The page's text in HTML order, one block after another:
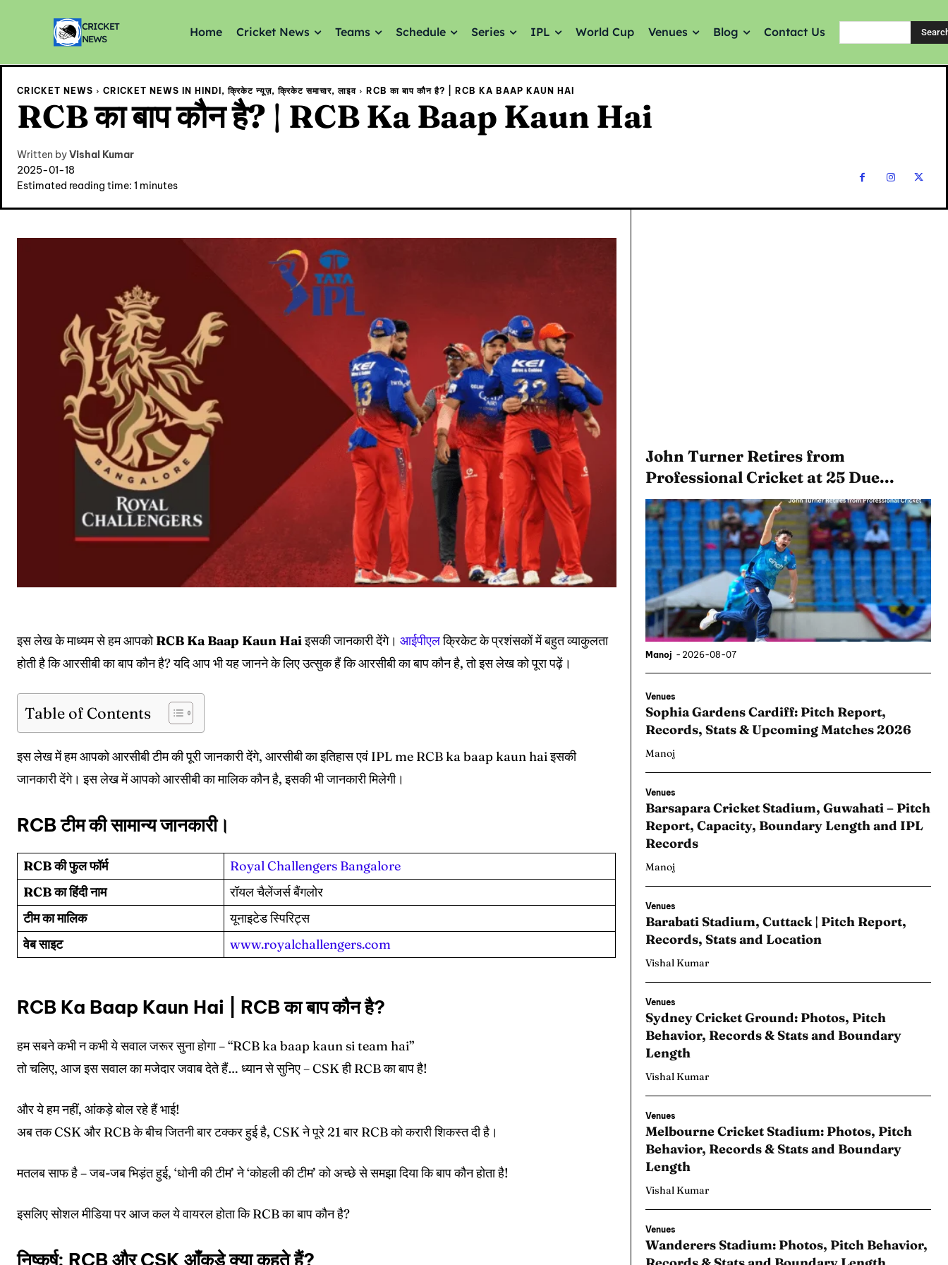
CRICKET
NEWS
Home Cricket News Teams Schedule Series IPL World Cup Venues Blog Contact Us
CRICKET NEWS CRICKET NEWS IN HINDI, क्रिकेट न्यूज़, क्रिकेट समाचार, लाइव RCB का बाप कौन है? | RCB KA BAAP KAUN HAI
RCB का बाप कौन है? | RCB Ka Baap Kaun Hai
Written byVishal Kumar
2025-01-18
Estimated reading time: 1 minutes
इस लेख के माध्यम से हम आपकोRCB Ka Baap Kaun Haiइसकी जानकारी देंगे। आईपीएलक्रिकेट के प्रशंसकों में बहुत व्याकुलता
होती है कि आरसीबी का बाप कौन है? यदि आप भी यह जानने के लिए उत्सुक हैं कि आरसीबी का बाप कौन है, तो इस लेख को पूरा पढ़ें।
Table of Contents
इस लेख में हम आपको आरसीबी टीम की पूरी जानकारी देंगे, आरसीबी का इतिहास एवं IPL me RCB ka baap kaun hai इसकी
जानकारी देंगे। इस लेख में आपको आरसीबी का मालिक कौन है, इसकी भी जानकारी मिलेगी।
RCB टीम की सामान्य जानकारी।
RCB की फुल फॉर्म
Royal Challengers Bangalore
RCB का हिंदी नाम
रॉयल चैलेंजर्स बैंगलोर
टीम का मालिक
यूनाइटेड स्पिरिट्स
वेब साइट
www.royalchallengers.com
RCB Ka Baap Kaun Hai RCB का बाप कौन है?
हम सबने कभी न कभी ये सवाल जरूर सुना होगा – “RCB ka baap kaun si team hai”
तो चलिए, आज इस सवाल का मजेदार जवाब देते हैं… ध्यान से सुनिए – CSK ही RCB का बाप है!
और ये हम नहीं, आंकड़े बोल रहे हैं भाई!
अब तक CSK और RCB के बीच जितनी बार टक्कर हुई है, CSK ने पूरे 21 बार RCB को करारी शिकस्त दी है।
मतलब साफ है – जब-जब भिड़ंत हुई, ‘धोनी की टीम’ ने ‘कोहली की टीम’ को अच्छे से समझा दिया कि बाप कौन होता है!
इसलिए सोशल मीडिया पर आज कल ये वायरल होता कि RCB का बाप कौन है?
निष्कर्ष: RCB और CSK आँकड़े क्या कहते हैं?
John Turner Retires from
Professional Cricket at 25 Due...
Manoj - 2026-08-07
Venues
Sophia Gardens Cardiff: Pitch Report,
Records, Stats & Upcoming Matches 2026
Manoj
Venues
Barsapara Cricket Stadium, Guwahati – Pitch
Report, Capacity, Boundary Length and IPL
Records
Manoj
Venues
Barabati Stadium, Cuttack | Pitch Report,
Records, Stats and Location
Vishal Kumar
Venues
Sydney Cricket Ground: Photos, Pitch
Behavior, Records & Stats and Boundary
Length
Vishal Kumar
Venues
Melbourne Cricket Stadium: Photos, Pitch
Behavior, Records & Stats and Boundary
Length
Vishal Kumar
Venues
Wanderers Stadium: Photos, Pitch Behavior,